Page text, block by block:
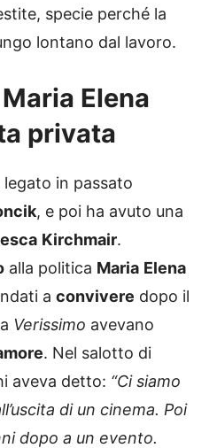
specie perché la
lontano dal lavoro.
Elena
privata
in passato
, e poi ha avuto una
Kirchmair.
alla politica Maria Elena
a convivere dopo il
Verissimo avevano
. Nel salotto di
aveva detto: “Ci siamo
di un cinema. Poi
dopo a un evento.